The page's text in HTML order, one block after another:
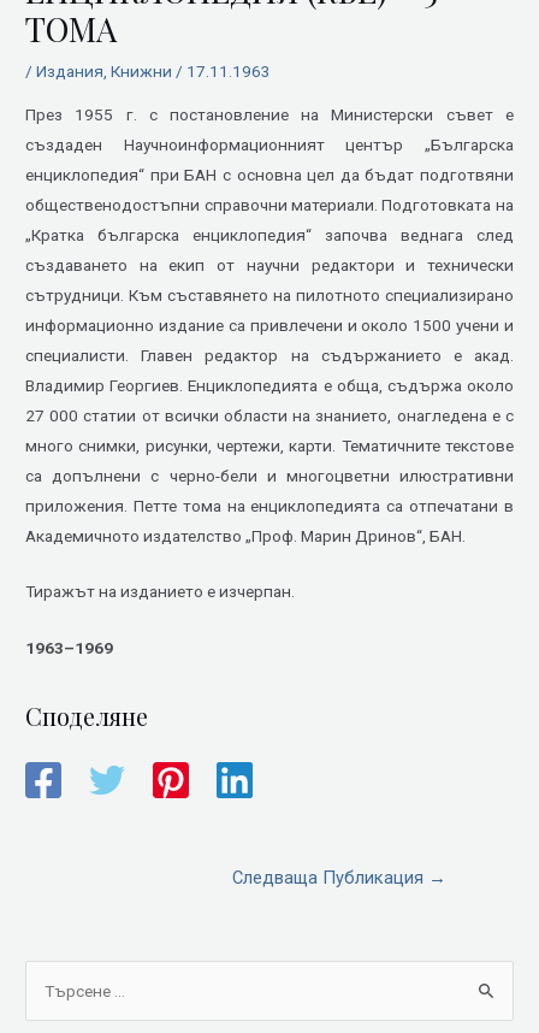
ТОМА
/Издания ,Книжни / 17.11.1963
През 1955 г. с постановление на Министерски съвет е
създаден Научноинформационният център „Българска
енциклопедия“ при БАН с основна цел да бъдат подготвяни
общественодостъпни справочни материали. Подготовката на
„Кратка българска енциклопедия“ започва веднага след
създаването на екип от научни редактори и технически
сътрудници. Към съставянето на пилотното специализирано
информационно издание са привлечени и около 1500 учени и
специалисти. Главен редактор на съдържанието е акад.
Владимир Георгиев. Енциклопедията е обща, съдържа около
27 000 статии от всички области на знанието, онагледена е с
много снимки, рисунки, чертежи, карти. Тематичните текстове
са допълнени с черно-бели и многоцветни илюстративни
приложения. Петте тома на енциклопедията са отпечатани в
Академичното издателство „Проф. Марин Дринов“, БАН.
Тиражът на изданието е изчерпан.
1963–1969
Споделяне
Следваща Публикация →